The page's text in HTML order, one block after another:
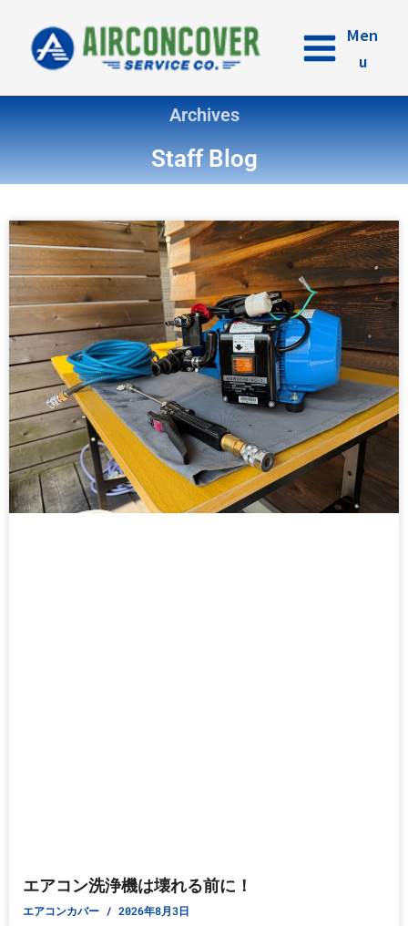
キ
Men
u
Archives
Staff Blog
エアコン洗浄機は壊れる前に！
エアコンカバー 2026年8月3日
ペ
ー
ジ
ペ
ー
ジ
ペ
ー
ジ
ペ
ー
ジ